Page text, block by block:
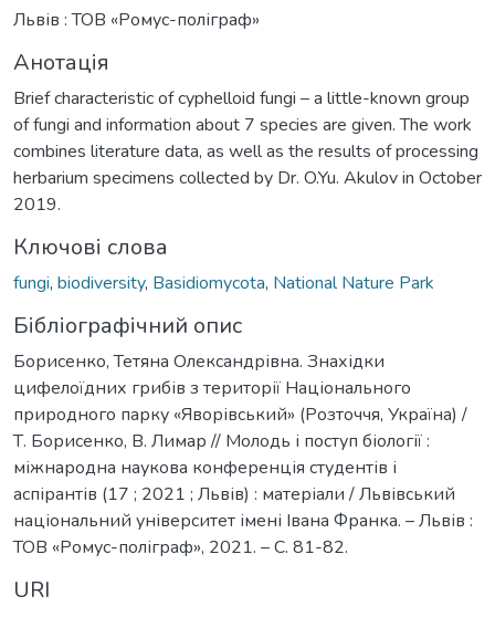
Львів : ТОВ «Ромус-поліграф»
Анотація
Brief characteristic of cyphelloid fungi – a little-known group
of fungi and information about 7 species are given. The work
combines literature data, as well as the results of processing
herbarium specimens collected by Dr. O.Yu. Akulov in October
2019.
Ключові слова
fungi, biodiversity, Basidiomycota, National Nature Park
Бібліографічний опис
Борисенко, Тетяна Олександрівна. Знахідки
цифелоїдних грибів з території Національного
природного парку «Яворівський» (Розточчя, Україна) /
Т. Борисенко, В. Лимар // Молодь і поступ біології :
міжнародна наукова конференція студентів і
аспірантів (17 ; 2021 ; Львів) : матеріали / Львівський
національний університет імені Івана Франка. – Львів :
ТОВ «Ромус-поліграф», 2021. – С. 81-82.
URI